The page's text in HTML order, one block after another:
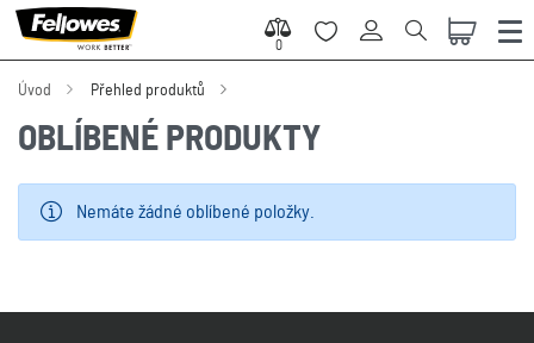
0
0
Úvod Přehled produktů
OBLÍBENÉ PRODUKTY
Nemáte žádné oblíbené položky.